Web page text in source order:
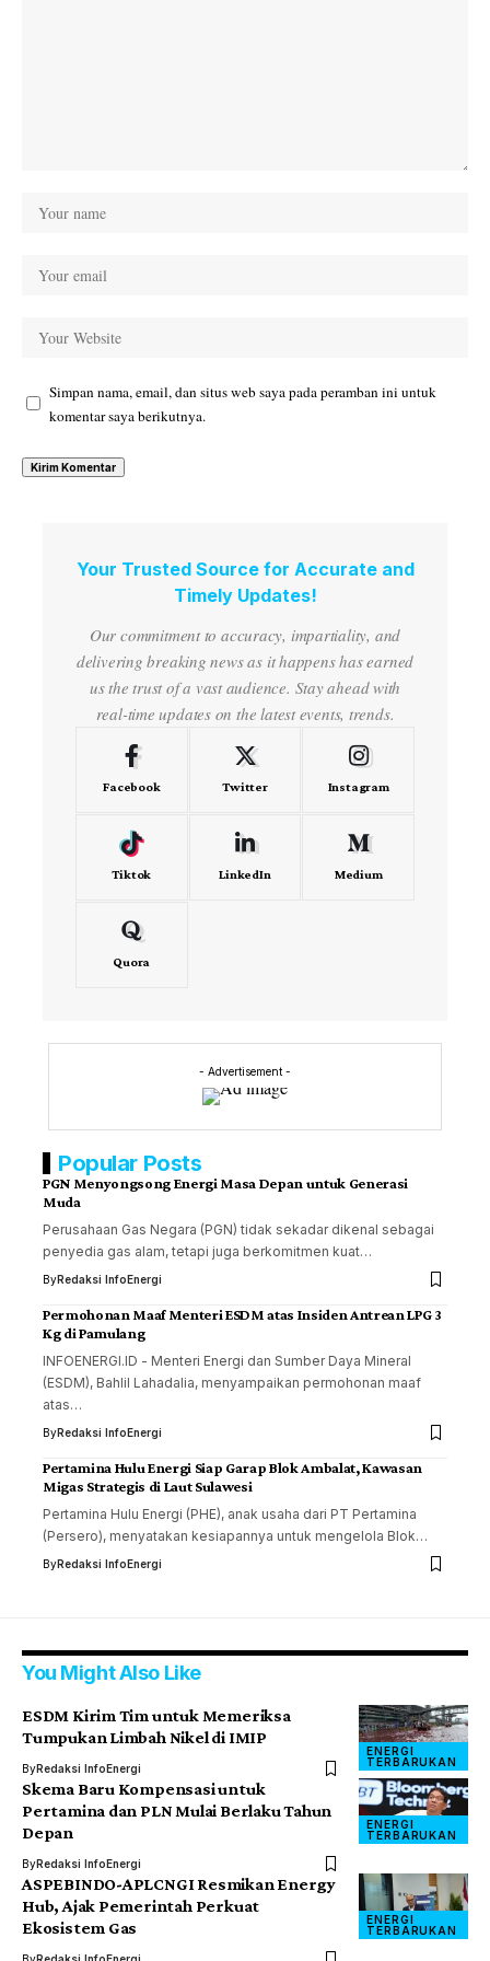
Simpan nama, email, dan situs web saya pada peramban ini untuk
komentar saya berikutnya.
Your Trusted Source for Accurate and
Timely Updates!
Our commitment to accuracy, impartiality, and
delivering breaking news as it happens has earned
us the trust of a vast audience. Stay ahead with
real-time updates on the latest events, trends.
Facebook Twitter Instagram
Tiktok LinkedIn Medium
Quora
- Advertisement -
Popular Posts
PGN Menyongsong Energi Masa Depan untuk Generasi
Muda
Perusahaan Gas Negara (PGN) tidak sekadar dikenal sebagai
penyedia gas alam, tetapi juga berkomitmen kuat…
ByRedaksi InfoEnergi
Permohonan Maaf Menteri ESDM atas Insiden Antrean LPG 3
Kg di Pamulang
INFOENERGI.ID - Menteri Energi dan Sumber Daya Mineral
(ESDM), Bahlil Lahadalia, menyampaikan permohonan maaf
atas…
ByRedaksi InfoEnergi
Pertamina Hulu Energi Siap Garap Blok Ambalat, Kawasan
Migas Strategis di Laut Sulawesi
Pertamina Hulu Energi (PHE), anak usaha dari PT Pertamina
(Persero), menyatakan kesiapannya untuk mengelola Blok…
ByRedaksi InfoEnergi
You Might Also Like
ENERGI
TERBARUKAN
ESDM Kirim Tim untuk Memeriksa
Tumpukan Limbah Nikel di IMIP
ByRedaksi InfoEnergi
ENERGI
TERBARUKAN
Skema Baru Kompensasi untuk
Pertamina dan PLN Mulai Berlaku Tahun
Depan
ByRedaksi InfoEnergi
ENERGI
TERBARUKAN
ASPEBINDO-APLCNGI Resmikan Energy
Hub, Ajak Pemerintah Perkuat
Ekosistem Gas